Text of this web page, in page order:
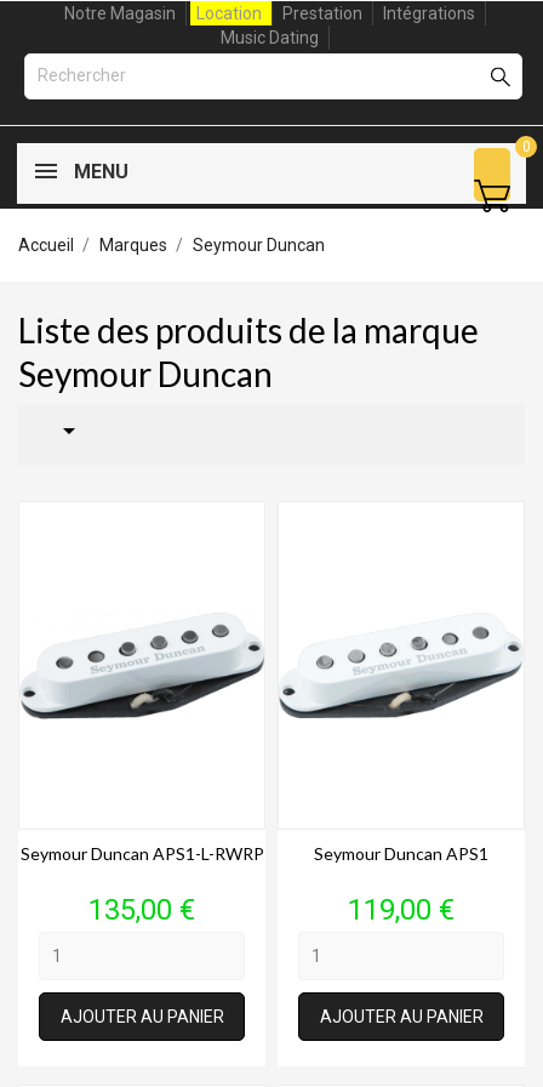
Notre Magasin Location Prestation
Intégrations
Music Dating
MENU
0
Accueil Marques Seymour Duncan
Liste des produits de la marque
Seymour Duncan

Seymour Duncan APS1-L-RWRP
Prix
135,00 €
AJOUTER AU PANIER
Seymour Duncan APS1
Prix
119,00 €
AJOUTER AU PANIER